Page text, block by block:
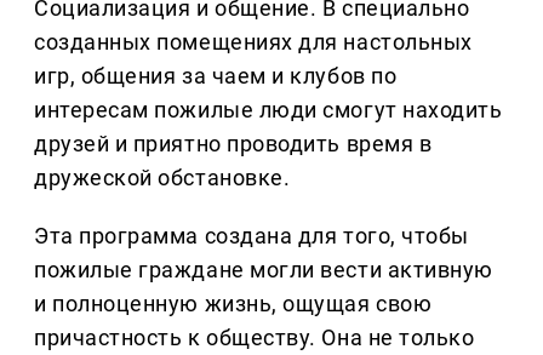
Социализация и общение. В специально
созданных помещениях для настольных
игр, общения за чаем и клубов по
интересам пожилые люди смогут находить
друзей и приятно проводить время в
дружеской обстановке.
Эта программа создана для того, чтобы
пожилые граждане могли вести активную
и полноценную жизнь, ощущая свою
причастность к обществу. Она не только